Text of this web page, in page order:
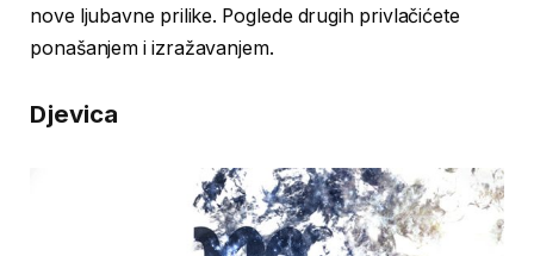
nove ljubavne prilike. Poglede drugih privlačićete
ponašanjem i izražavanjem.
Djevica